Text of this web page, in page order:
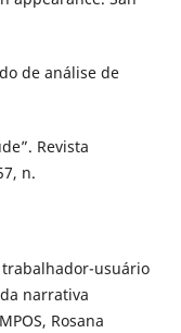
de análise de
Revista
n.
trabalhador-usuário
narrativa
Rosana